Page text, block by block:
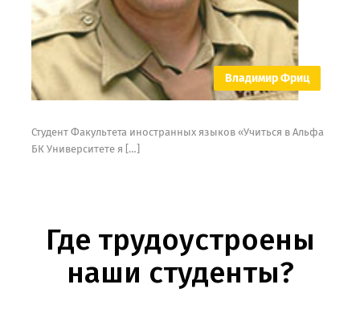
Владимир Фриц
Студент Факультета иностранных языков «Учиться в Альфа
БК Университете я […]
Где трудоустроены
наши студенты?